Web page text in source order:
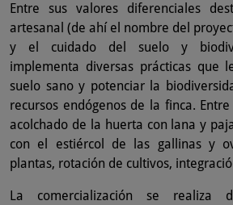
Entre sus valores diferenciales
artesanal (de ahí el nombre del
y el cuidado del suelo y
implementa diversas prácticas que
suelo sano y potenciar la
recursos endógenos de la finca.
acolchado de la huerta con lana y
con el estiércol de las gallinas y
plantas, rotación de cultivos,
La comercialización se realiza